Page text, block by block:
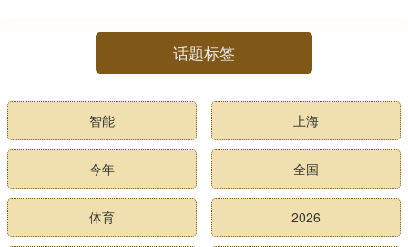
话题标签
智能 上海
今年 全国
体育 2026